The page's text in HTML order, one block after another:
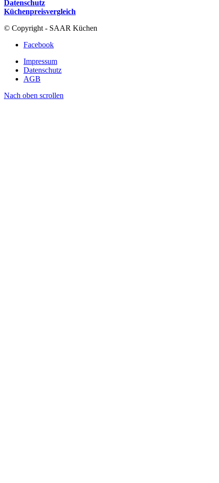
Datenschutz
Küchenpreisvergleich
© Copyright - SAAR Küchen
Facebook
Impressum
Datenschutz
AGB
Nach oben scrollen